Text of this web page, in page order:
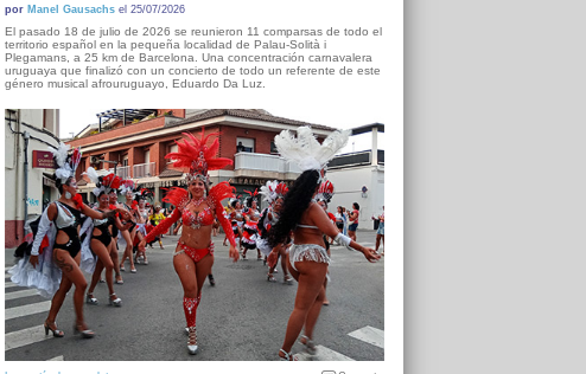
por Manel Gausachsel 25/07/2026
El pasado 18 de julio de 2026 se reunieron 11 comparsas de todo el
territorio español en la pequeña localidad de Palau-Solità i
Plegamans, a 25 km de Barcelona. Una concentración carnavalera
uruguaya que finalizó con un concierto de todo un referente de este
género musical afrouruguayo, Eduardo Da Luz.